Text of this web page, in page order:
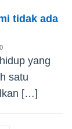
tidak ada
yang
satu
[…]